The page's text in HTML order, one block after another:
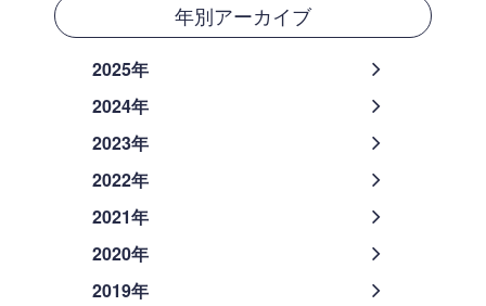
年別アーカイブ
2025年
2024年
2023年
2022年
2021年
2020年
2019年